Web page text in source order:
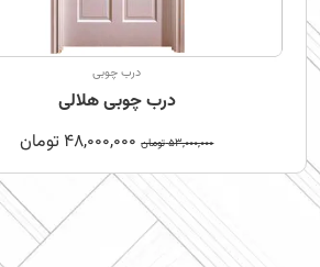
درب چوبی
درب چوبی هلالی
53,000,000 تومان 48,000,000 تومان